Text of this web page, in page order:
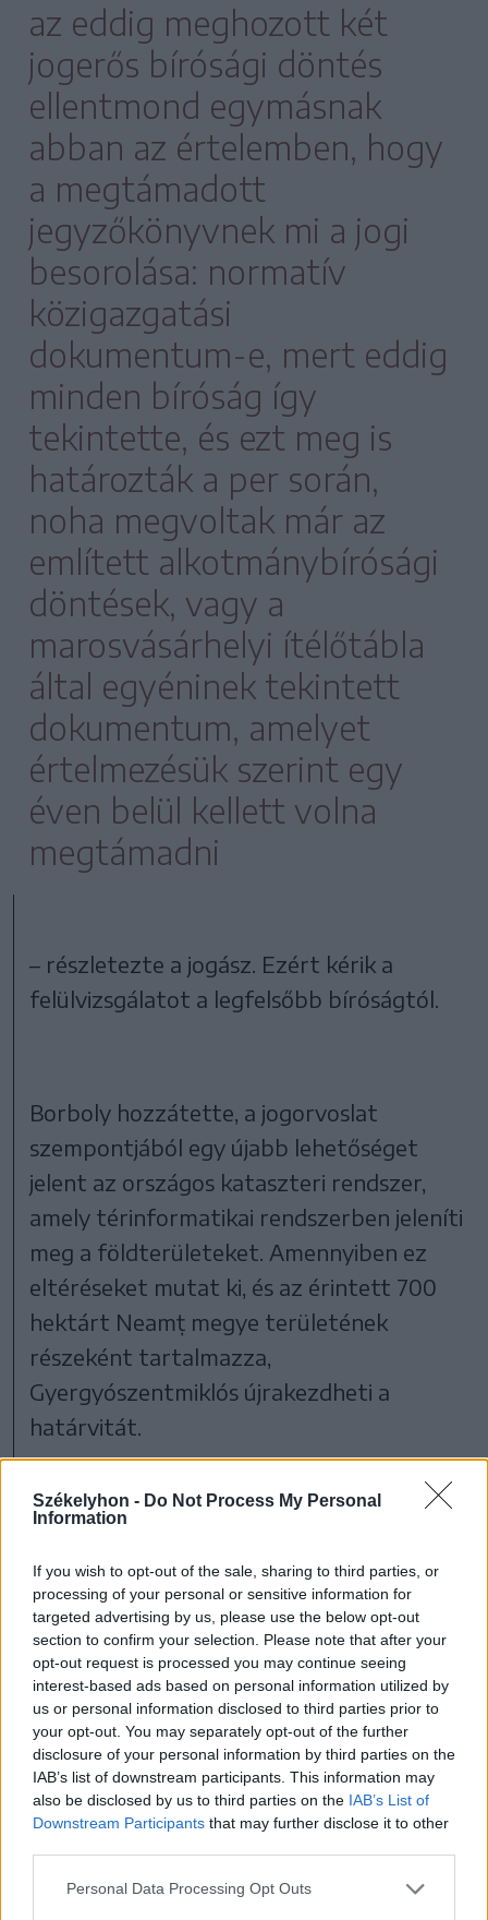
Székelyhon - Do Not Process My Personal
Information
If you wish to opt-out of the sale, sharing to third parties, or
processing of your personal or sensitive information for
targeted advertising by us, please use the below opt-out
section to confirm your selection. Please note that after your
opt-out request is processed you may continue seeing
interest-based ads based on personal information utilized by
us or personal information disclosed to third parties prior to
your opt-out. You may separately opt-out of the further
disclosure of your personal information by third parties on the
IAB’s list of downstream participants. This information may
also be disclosed by us to third parties on the IAB’s List of
Downstream Participants that may further disclose it to other
Personal Data Processing Opt Outs
az eddig meghozott két
jogerős bírósági döntés
ellentmond egymásnak
abban az értelemben, hogy
a megtámadott
jegyzőkönyvnek mi a jogi
besorolása: normatív
közigazgatási
dokumentum-e, mert eddig
minden bíróság így
tekintette, és ezt meg is
határozták a per során,
noha megvoltak már az
említett alkotmánybírósági
döntések, vagy a
marosvásárhelyi ítélőtábla
által egyéninek tekintett
dokumentum, amelyet
értelmezésük szerint egy
éven belül kellett volna
megtámadni
– részletezte a jogász. Ezért kérik a
felülvizsgálatot a legfelsőbb bíróságtól.
Borboly hozzátette, a jogorvoslat
szempontjából egy újabb lehetőséget
jelent az országos kataszteri rendszer,
amely térinformatikai rendszerben jeleníti
meg a földterületeket. Amennyiben ez
eltéréseket mutat ki, és az érintett 700
hektárt Neamț megye területének
részeként tartalmazza,
Gyergyószentmiklós újrakezdheti a
határvitát.
Az elnök kitért arra is, nem akarnak
politikai vitát Neamț megyével, mert jó az
között, és úgy látják, az érintett területet
közösen kell fejleszteni, közös
projektekkel, beruházásokkal.
Gyergyószék